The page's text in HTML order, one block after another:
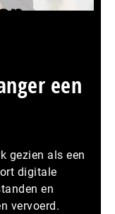
een
gezien als een
digitale
en
vervoerd.